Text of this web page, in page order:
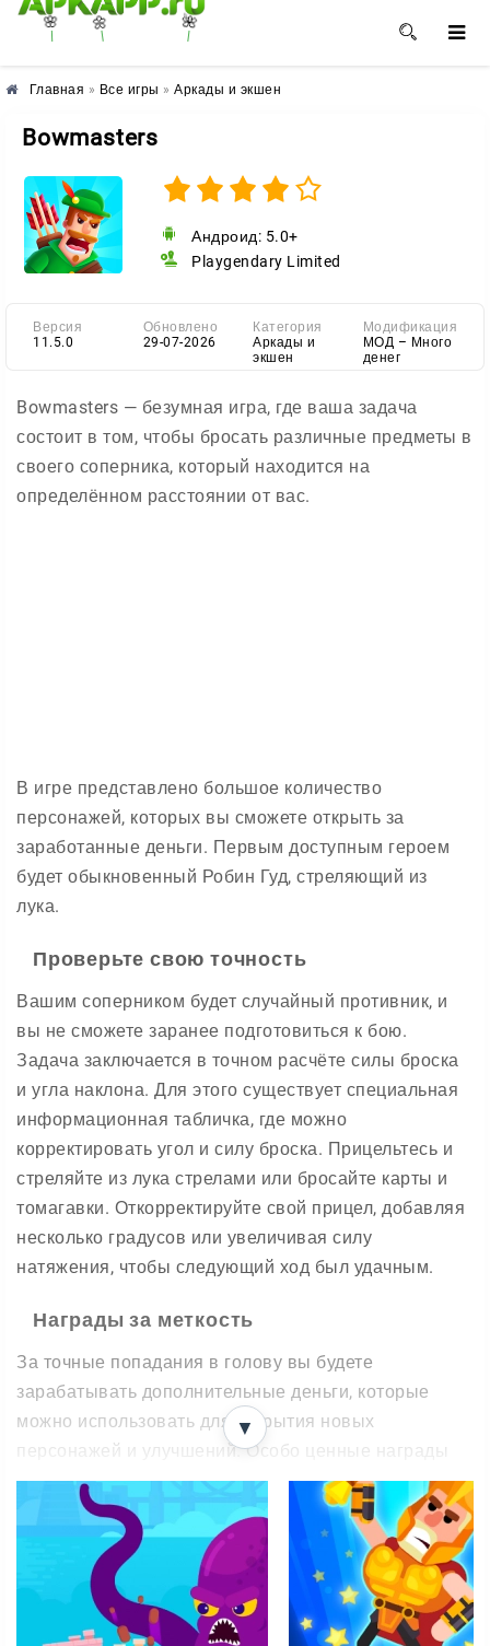
🌸 🌼 🌺
Главная » Все игры » Аркады и экшен
Bowmasters
Андроид: 5.0+
Playgendary Limited
Версия
11.5.0
Обновлено
29-07-2026
Категория
Аркады и
экшен
Модификация
МОД – Много
денег
Bowmasters — безумная игра, где ваша задача
состоит в том, чтобы бросать различные предметы в
своего соперника, который находится на
определённом расстоянии от вас.
В игре представлено большое количество
персонажей, которых вы сможете открыть за
заработанные деньги. Первым доступным героем
будет обыкновенный Робин Гуд, стреляющий из
лука.
Проверьте свою точность
Вашим соперником будет случайный противник, и
вы не сможете заранее подготовиться к бою.
Задача заключается в точном расчёте силы броска
и угла наклона. Для этого существует специальная
информационная табличка, где можно
корректировать угол и силу броска. Прицельтесь и
стреляйте из лука стрелами или бросайте карты и
томагавки. Откорректируйте свой прицел, добавляя
несколько градусов или увеличивая силу
натяжения, чтобы следующий ход был удачным.
Награды за меткость
За точные попадания в голову вы будете
зарабатывать дополнительные деньги, которые
можно использовать для открытия новых
персонажей и улучшений. Особо ценные награды
выдаются за прицельное первое попадание и
меткую стрельбу в режиме фаталити. Вначале будет
доступен только режим сражения с компьютером
(ботами). Когда вы добьётесь значительного успеха,
сможете разблокировать режим против реальных
игроков со всего мира.
▼